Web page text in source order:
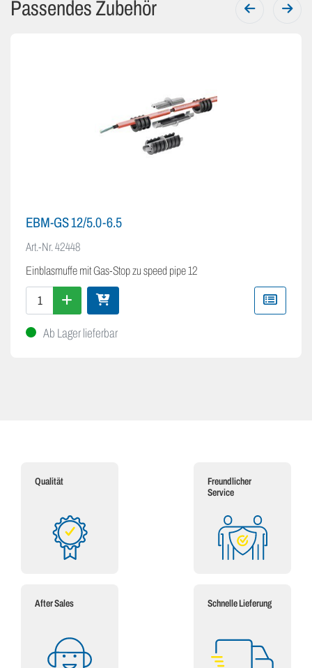
Passendes Zubehör
EBM-GS 12/5.0-6.5
Art.-Nr.42448
Einblasmuffe mit Gas-Stop zu speed pipe 12
Ab Lager lieferbar
Qualität
Freundlicher
Service
After Sales Schnelle Lieferung